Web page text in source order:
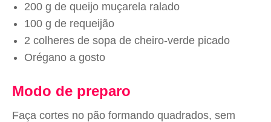
200 g de queijo muçarela ralado
100 g de requeijão
2 colheres de sopa de cheiro-verde picado
Orégano a gosto
Modo de preparo
Faça cortes no pão formando quadrados, sem